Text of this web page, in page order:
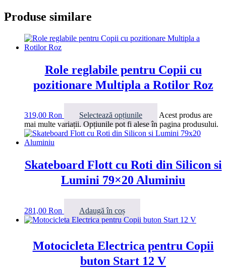
Produse similare
Role reglabile pentru Copii cu
pozitionare Multipla a Rotilor Roz
319,00 Ron Selectează opțiunile
Acest produs are
mai multe variații. Opțiunile pot fi alese în pagina produsului.
Skateboard Flott cu Roti din Silicon si
Lumini 79×20 Aluminiu
281,00 Ron Adaugă în coș
Motocicleta Electrica pentru Copii
buton Start 12 V